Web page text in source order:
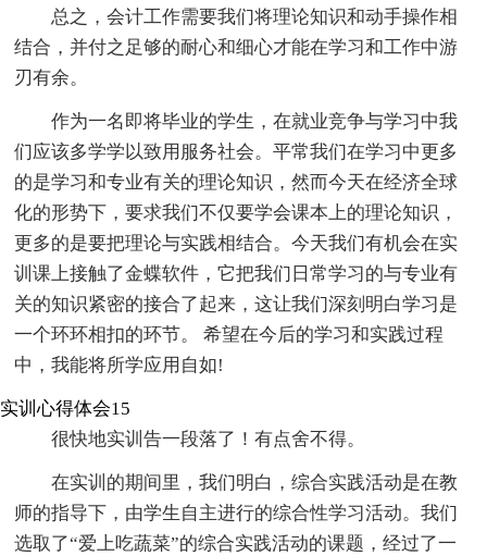
总之，会计工作需要我们将理论知识和动手操作相
结合，并付之足够的耐心和细心才能在学习和工作中游
刃有余。
作为一名即将毕业的学生，在就业竞争与学习中我
们应该多学学以致用服务社会。平常我们在学习中更多
的是学习和专业有关的理论知识，然而今天在经济全球
化的形势下，要求我们不仅要学会课本上的理论知识，
更多的是要把理论与实践相结合。今天我们有机会在实
训课上接触了金蝶软件，它把我们日常学习的与专业有
关的知识紧密的接合了起来，这让我们深刻明白学习是
一个环环相扣的环节。 希望在今后的学习和实践过程
中，我能将所学应用自如!
实训心得体会15
很快地实训告一段落了！有点舍不得。
在实训的期间里，我们明白，综合实践活动是在教
师的指导下，由学生自主进行的综合性学习活动。我们
选取了“爱上吃蔬菜”的综合实践活动的课题，经过了一